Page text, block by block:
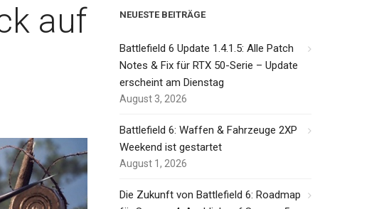
auf
NEUESTE BEITRÄGE
Battlefield 6 Update 1.4.1.5: Alle Patch
Notes & Fix für RTX 50-Serie – Update
erscheint am Dienstag
August 3, 2026
Battlefield 6: Waffen & Fahrzeuge 2XP
Weekend ist gestartet
August 1, 2026
Die Zukunft von Battlefield 6: Roadmap